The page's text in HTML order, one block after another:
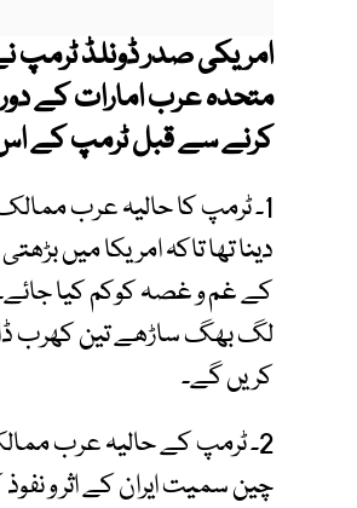
امریکی صدر ڈونلڈ ٹرمپ
متحدہ عرب امارات کے
کرنے سے قبل ٹرمپ کے
1۔ ٹرمپ کا حالیہ عرب
دینا تھا تاکہ امریکا میں
کے غم و غصہ کوکم کیا
لگ بھگ ساڑھے تین کھرب
کریں گے۔
2۔ ٹرمپ کے حالیہ عرب
چین سمیت ایران کے اثر و